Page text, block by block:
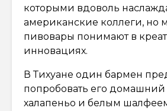
которыми вдоволь
американские коллеги, но
пивовары понимают в
инновациях.
В Тихуане один бармен
попробовать его домашний
халапеньо и белым